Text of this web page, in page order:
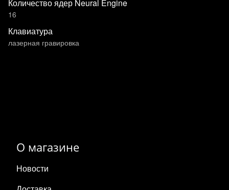
Количество ядер Neural Engine
16
Клавиатура
лазерная гравировка
О магазине
Новости